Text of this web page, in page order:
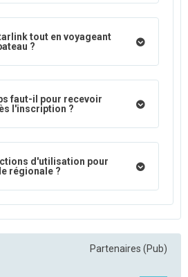
tout en voyageant
?
faut-il pour recevoir
l'inscription ?
d'utilisation pour
régionale ?
Partenaires (Pub)